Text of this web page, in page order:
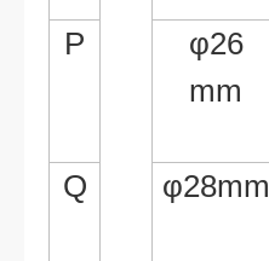
P
φ26
mm
Q
φ28mm